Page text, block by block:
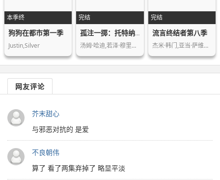
本季终
狗狗在都市第一季
Justin,Silver
完结
孤注一掷：托特纳姆热刺
汤姆·哈迪,若泽·穆里尼奥,José,M…
完结
流言终结者第八季
杰米·韩门,亚当·萨维奇,托瑞·贝莱西…
网友评论
芥末甜心
与邪恶对抗的 是爱
不良朝伟
算了 看了两集弃掉了 略显平淡